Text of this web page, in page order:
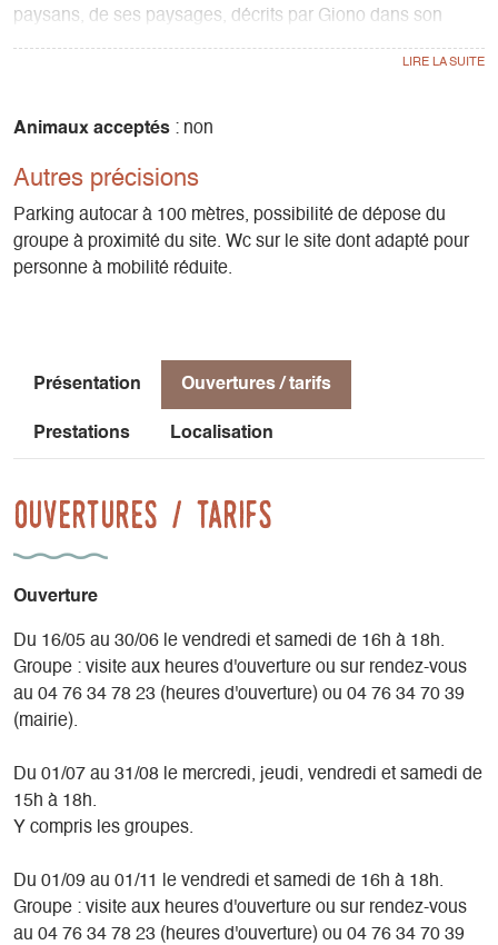
paysans, de ses paysages, décrits par Giono dans son
Edith Berger.
Le sentier Edith Berger-Jean Giono vous invite à découvrir,
dans le bourg et aux alentours de Lalley, à travers les
paysages du Trièves, les univers artistiques de la peintre
Edith Berger et de l’écrivain Jean Giono.
du parcours de 4,5km. L'accès au sentier est libre, des
plans sont disponibles au départ du sentier.
Lui fait écho, Edith Berger, peintre de Lalley. Ses huiles et
trait sûr, sa palette de couleurs dessinent le quotidien, le
patrimoine humain et architectural de Lalley et ses environs.
présentées des expositions temporaires, des peintures d’ici
ou d’ailleurs, figuratives ou contemporaines, des photos,
des sculptures..., d’artistes du Trièves.
Animaux acceptés : non
Autres précisions
Parking autocar à 100 mètres, possibilité de dépose du
groupe à proximité du site. Wc sur le site dont adapté pour
personne à mobilité réduite.
Présentation Ouvertures / tarifs
Prestations Localisation
Ouvertures / tarifs
Ouverture
Du 16/05 au 30/06 le vendredi et samedi de 16h à 18h.
Groupe : visite aux heures d'ouverture ou sur rendez-vous
au 04 76 34 78 23 (heures d'ouverture) ou 04 76 34 70 39
(mairie).
Du 01/07 au 31/08 le mercredi, jeudi, vendredi et samedi de
15h à 18h.
Y compris les groupes.
Du 01/09 au 01/11 le vendredi et samedi de 16h à 18h.
Groupe : visite aux heures d'ouverture ou sur rendez-vous
au 04 76 34 78 23 (heures d'ouverture) ou 04 76 34 70 39